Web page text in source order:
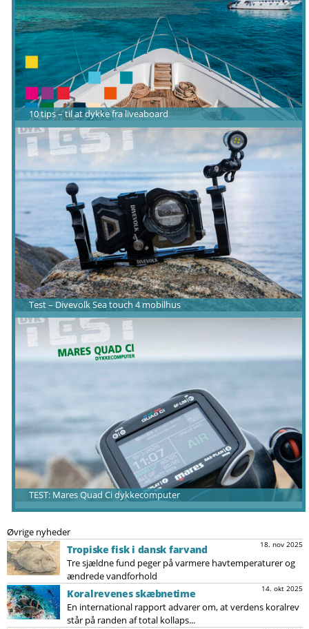
10 tips – til at dykke fra liveaboard
Test – Divevolk Sea touch 4 mobilhus
TEST: Mares Quad Ci dykkecomputer
Øvrige nyheder
18. nov 2025
Tropiske fisk i dansk farvand
Tre sjældne fund peger på varmere havtemperaturer og
ændrede vandforhold
14. okt 2025
Koralrevenes skæbnetime
En international rapport advarer om, at verdens koralrev
står på randen af total kollaps...